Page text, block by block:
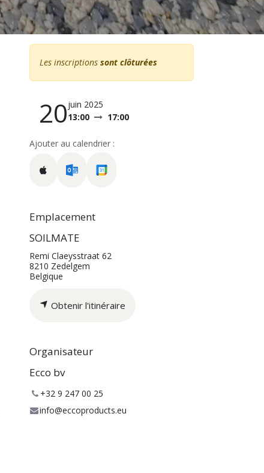
Les inscriptions sont clôturées
20juin 2025
13:00
17:00
Ajouter au calendrier :
Emplacement
SOILMATE
Remi Claeysstraat 62
8210 Zedelgem
Belgique
Obtenir l'itinéraire
Organisateur
Ecco bv
+32 9 247 00 25
info@eccoproducts.eu